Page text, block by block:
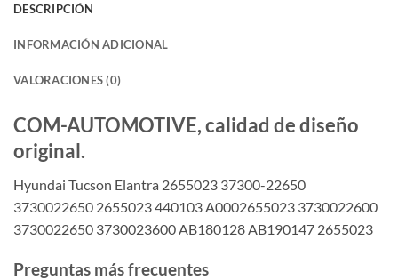
DESCRIPCIÓN
INFORMACIÓN ADICIONAL
VALORACIONES (0)
COM-AUTOMOTIVE, calidad de diseño
original.
Hyundai Tucson Elantra 2655023 37300-22650
3730022650 2655023 440103 A0002655023 3730022600
3730022650 3730023600 AB180128 AB190147 2655023
Preguntas más frecuentes